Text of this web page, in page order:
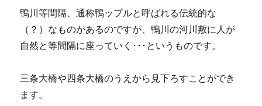
鴨川等間隔、通称鴨ップルと呼ばれる伝統的な
（？）なものがあるのですが、鴨川の河川敷に人が
自然と等間隔に座っていく･･･というものです。
三条大橋や四条大橋のうえから見下ろすことができ
ます。